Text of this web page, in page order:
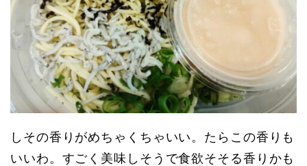
しその香りがめちゃくちゃいい。たらこの香りも
いいわ。すごく美味しそうで食欲そそる香りかも